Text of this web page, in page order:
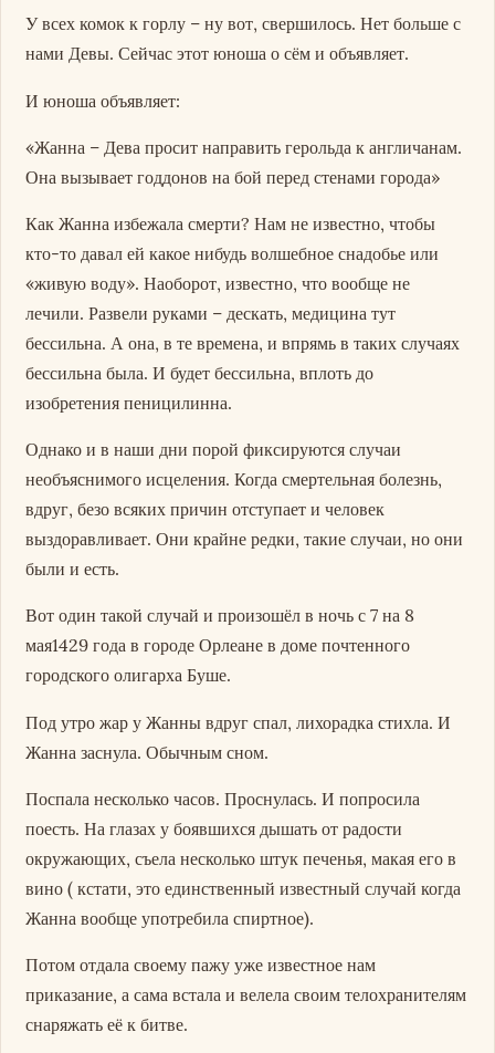
У всех комок к горлу – ну вот, свершилось. Нет больше с
нами Девы. Сейчас этот юноша о сём и объявляет.
И юноша объявляет:
«Жанна – Дева просит направить герольда к англичанам.
Она вызывает годдонов на бой перед стенами города»
Как Жанна избежала смерти? Нам не известно, чтобы
кто-то давал ей какое нибудь волшебное снадобье или
«живую воду». Наоборот, известно, что вообще не
лечили. Развели руками – дескать, медицина тут
бессильна. А она, в те времена, и впрямь в таких случаях
бессильна была. И будет бессильна, вплоть до
изобретения пеницилинна.
Однако и в наши дни порой фиксируются случаи
необъяснимого исцеления. Когда смертельная болезнь,
вдруг, безо всяких причин отступает и человек
выздоравливает. Они крайне редки, такие случаи, но они
были и есть.
Вот один такой случай и произошёл в ночь с 7 на 8
мая1429 года в городе Орлеане в доме почтенного
городского олигарха Буше.
Под утро жар у Жанны вдруг спал, лихорадка стихла. И
Жанна заснула. Обычным сном.
Поспала несколько часов. Проснулась. И попросила
поесть. На глазах у боявшихся дышать от радости
окружающих, съела несколько штук печенья, макая его в
вино ( кстати, это единственный известный случай когда
Жанна вообще употребила спиртное).
Потом отдала своему пажу уже известное нам
приказание, а сама встала и велела своим телохранителям
снаряжать её к битве.